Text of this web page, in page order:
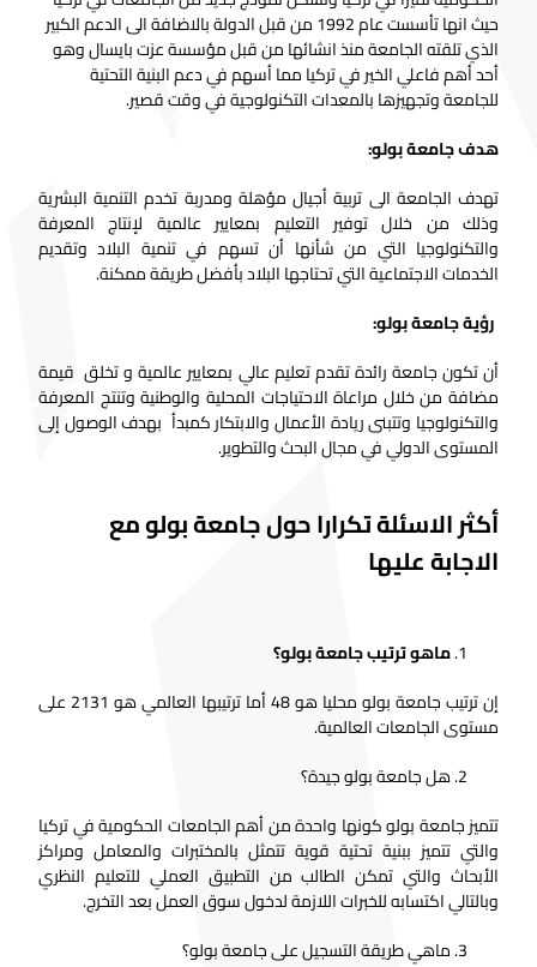
حيث انها تأسست عام 1992 من قبل الدولة بالاضافة الى الدعم الكبير
الذي تلقته الجامعة منذ انشائها من قبل مؤسسة عزت بايسال وهو
أحد أهم فاعلي الخير في تركيا مما أسهم في دعم البنية التحتية
للجامعة وتجهيزها بالمعدات التكنولوجية في وقت قصير.
هدف جامعة بولو:
تهدف الجامعة الى تربية أجيال مؤهلة ومدربة تخدم التنمية البشرية
وذلك من خلال توفير التعليم بمعايير عالمية لإنتاج المعرفة
والتكنولوجيا التي من شأنها أن تسهم في تنمية البلاد وتقديم
الخدمات الاجتماعية التي تحتاجها البلاد بأفضل طريقة ممكنة.
رؤية جامعة بولو:
أن تكون جامعة رائدة تقدم تعليم عالي بمعايير عالمية و تخلق قيمة
مضافة من خلال مراعاة الاحتياجات المحلية والوطنية وتنتج المعرفة
والتكنولوجيا وتتبنى ريادة الأعمال والابتكار كمبدأ بهدف الوصول إلى
المستوى الدولي في مجال البحث والتطوير.
أكثر الاسئلة تكرارا حول جامعة بولو مع
الاجابة عليها
ماهو ترتيب جامعة بولو؟
إن ترتيب جامعة بولو محليا هو 48 أما ترتيبها العالمي هو 2131 على
مستوى الجامعات العالمية.
هل جامعة بولو جيدة؟
تتميز جامعة بولو كونها واحدة من أهم الجامعات الحكومية في تركيا
والتي تتميز ببنية تحتية قوية تتمثل بالمختبرات والمعامل ومراكز
الأبحاث والتي تمكن الطالب من التطبيق العملي للتعليم النظري
وبالتالي اكتسابه للخبرات اللازمة لدخول سوق العمل بعد التخرج.
ماهي طريقة التسجيل على جامعة بولو؟